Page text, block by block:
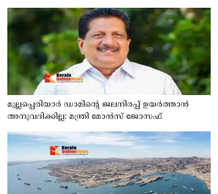
ദാരുണാന്ത്യം
മുല്ലപ്പെരിയാര്‍ ഡാമിന്റെ ജലനിരപ്പ് ഉയര്‍ത്താന്‍
അനുവദിക്കില്ല: മന്ത്രി മോന്‍സ് ജോസഫ്